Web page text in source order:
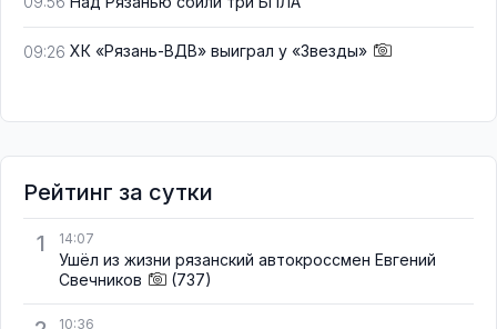
09:26 ХК «Рязань-ВДВ» выиграл у «Звезды»
Рейтинг за сутки
1
14:07
Ушёл из жизни рязанский автокроссмен Евгений
Свечников
(737)
10:36